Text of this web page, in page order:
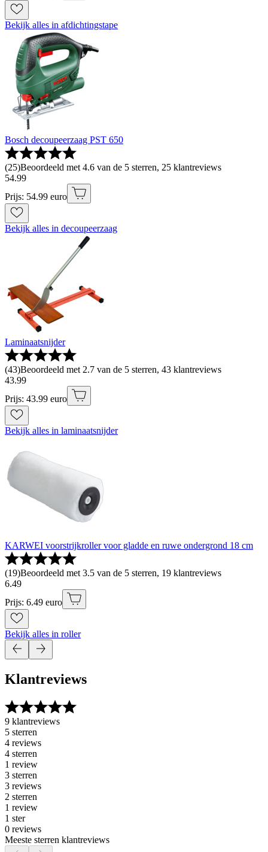
Bekijk alles in afdichtingstape
Bosch decoupeerzaag PST 650
(25)Beoordeeld met 4.6 van de 5 sterren, 25 klantreviews
54.99
Prijs: 54.99 euro
Bekijk alles in decoupeerzaag
Laminaatsnijder
(43)Beoordeeld met 2.7 van de 5 sterren, 43 klantreviews
43.99
Prijs: 43.99 euro
Bekijk alles in laminaatsnijder
KARWEI voorstrijkroller voor gladde en ruwe ondergrond 18 cm
(19)Beoordeeld met 3.5 van de 5 sterren, 19 klantreviews
6.49
Prijs: 6.49 euro
Bekijk alles in roller
Klantreviews
9 klantreviews
5 sterren
4 reviews
4 sterren
1 review
3 sterren
3 reviews
2 sterren
1 review
1 ster
0 reviews
Meeste sterren klantreviews